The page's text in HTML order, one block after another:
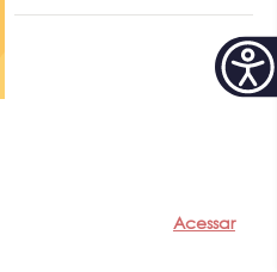
Acessar